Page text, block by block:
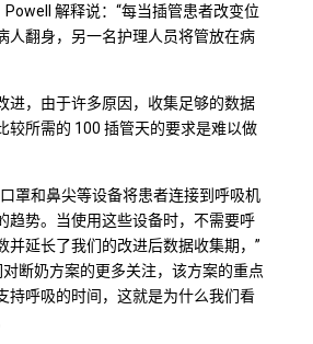
Powell 解释说：“每当插管患者改变位
人翻身，另一名护理人员将管放在病
进，由于许多原因，收集足够的数据
较所需的 100 插管天的要求是难以做
罩和鼻尖等设备将患者连接到呼吸机
趋势。当使用这些设备时，不需要呼
并延长了我们的改进后数据收集期，”
断奶方案的更多关注，该方案的重点
持呼吸的时间，这就是为什么我们看